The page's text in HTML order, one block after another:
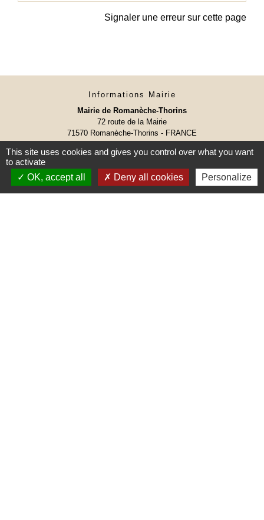
Signaler une erreur sur cette page
Informations Mairie
Mairie de Romanèche-Thorins
72 route de la Mairie
71570 Romanèche-Thorins - FRANCE
Le secrétariat vous accueille :
This site uses cookies and gives you control over what you want
to activate
OK, accept all
Deny all cookies Personalize